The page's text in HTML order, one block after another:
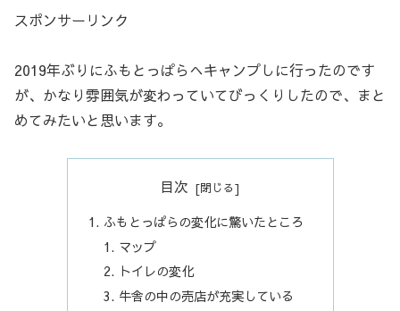
スポンサーリンク
2019年ぶりにふもとっぱらへキャンプしに行ったのです
が、かなり雰囲気が変わっていてびっくりしたので、まと
めてみたいと思います。
目次
ふもとっぱらの変化に驚いたところ
マップ
トイレの変化
牛舎の中の売店が充実している